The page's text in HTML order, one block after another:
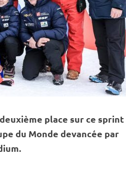
place sur ce sprint
du Monde devancée par